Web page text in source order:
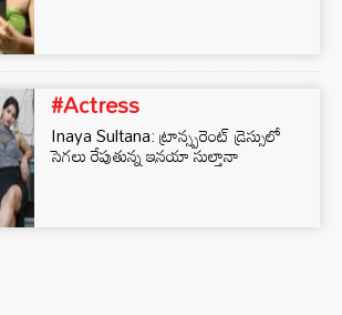
#Actress
Inaya Sultana: ట్రాన్స్పరెంట్ డ్రెస్సులో
సెగలు రేపుతున్న ఇనయా సుల్తానా